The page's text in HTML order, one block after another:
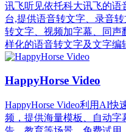
讯飞听见依托科大讯飞的语
台,提供语音转文字、录音
转文字、视频加字幕、同声
样化的语音转文字及文字编
HappyHorse Video
HappyHorse Video利用AI
频，提供海量模板、自动